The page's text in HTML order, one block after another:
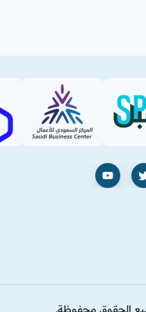
SPL (PDF)
SBC
X يوتيوب